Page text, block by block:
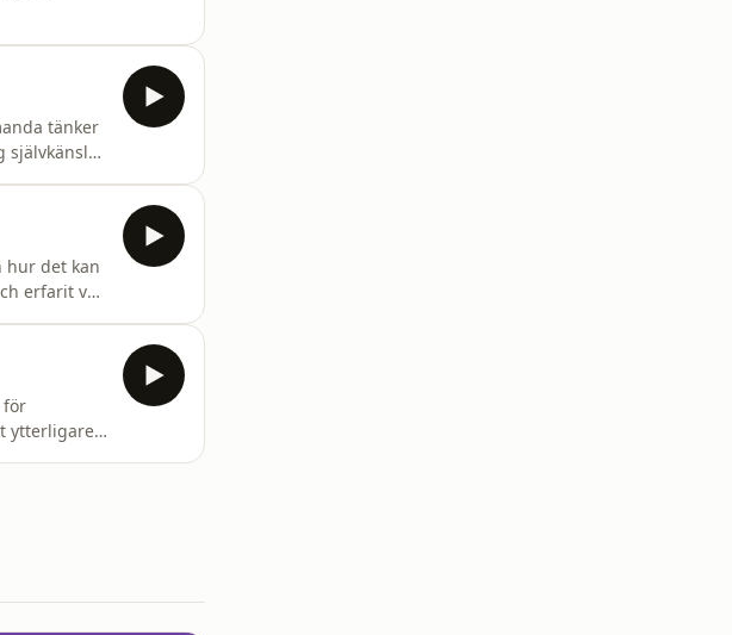
tänker
självkänsla
hur det kan
erfarit vad
för
ytterligare